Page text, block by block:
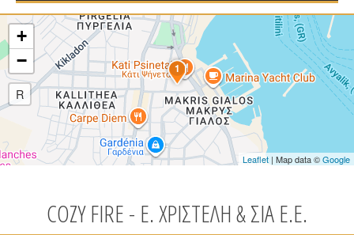
1
+
−
R
Leaflet | Map data ©Google
COZY FIRE - Ε. ΧΡΙΣΤΕΛΗ & ΣΙΑ Ε.Ε.